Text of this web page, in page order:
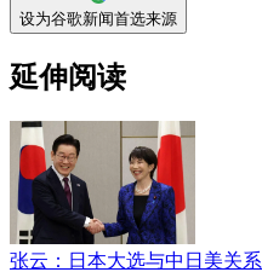
设为谷歌新闻首选来源
延伸阅读
张云：日本大选与中日美关系